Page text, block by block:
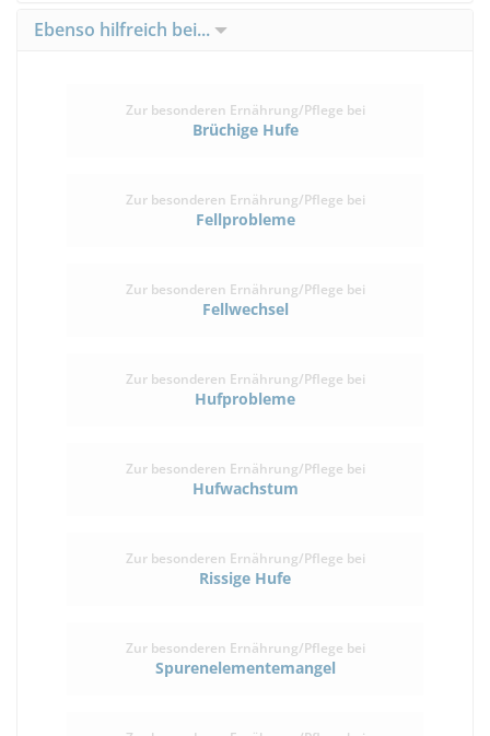
Ebenso hilfreich bei...
Zur besonderen Ernährung/Pflege bei
Brüchige Hufe
Zur besonderen Ernährung/Pflege bei
Fellprobleme
Zur besonderen Ernährung/Pflege bei
Fellwechsel
Zur besonderen Ernährung/Pflege bei
Hufprobleme
Zur besonderen Ernährung/Pflege bei
Hufwachstum
Zur besonderen Ernährung/Pflege bei
Rissige Hufe
Zur besonderen Ernährung/Pflege bei
Spurenelementemangel